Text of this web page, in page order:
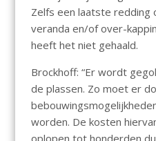
Zelfs een laatste redding
veranda en/of over-
heeft het niet gehaald.
Brockhoff: “Er wordt
de plassen. Zo moet er
worden. De kosten